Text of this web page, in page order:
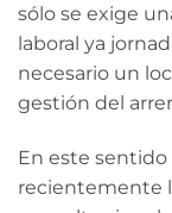
sólo se exige
laboral ya
necesario un
gestión del
En este
recientemente